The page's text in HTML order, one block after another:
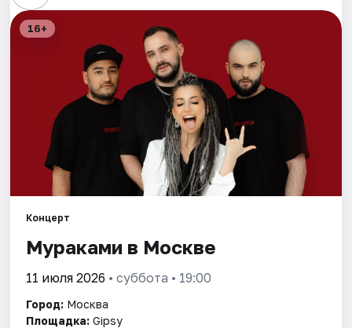
Стендап
Экскурсии
Спорт
События
Города
Площадки
Артисты
16+
Концерт
Мураками в Москве
11 июля 2026 • суббота • 19:00
Город: Москва
Площадка: Gipsy